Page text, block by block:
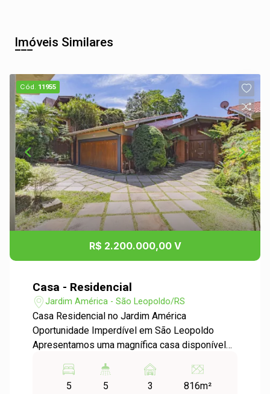
Imóveis Similares
Cód. 11955
R$ 2.200.000,00 V
Casa - Residencial
Jardim América - São Leopoldo/RS
Casa Residencial no Jardim América
Oportunidade Imperdível em São Leopoldo
Apresentamos uma magnífica casa disponível
América. Essa propriedade oferece um espaço
amplo e confortável, ideal para famílias que
5
5
3
816m²